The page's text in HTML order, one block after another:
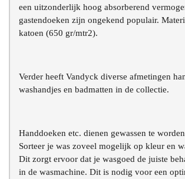
een uitzonderlijk hoog absorberend
gastendoeken zijn ongekend populair.
katoen (650 gr/mtr2).
Verder heeft Vandyck diverse afmetingen
washandjes en badmatten in de collectie.
Handdoeken etc. dienen gewassen te
Sorteer je was zoveel mogelijk op kleur en
Dit zorgt ervoor dat je wasgoed de juiste
in de wasmachine. Dit is nodig voor een